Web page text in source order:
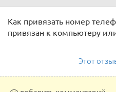
Как привязать номер
привязан к компьютеру
Этот